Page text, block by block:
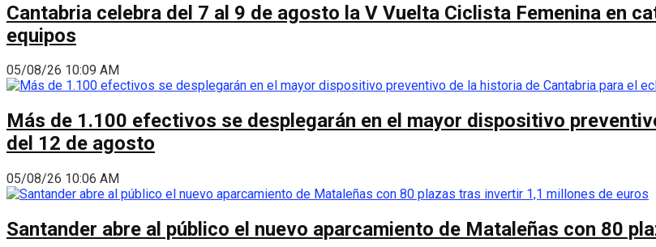
Cantabria celebra del 7 al 9 de agosto la V Vuelta Ciclista Femenina en
equipos
05/08/26 10:09 AM
Más de 1.100 efectivos se desplegarán en el mayor dispositivo
del 12 de agosto
05/08/26 10:06 AM
Santander abre al público el nuevo aparcamiento de Mataleñas con 80